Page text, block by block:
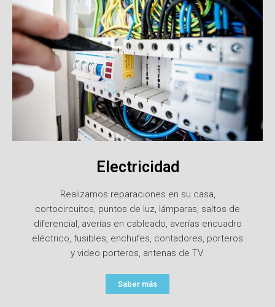
Electricidad
Realizamos reparaciones en su casa,
cortocircuitos, puntos de luz, lámparas, saltos de
diferencial, averías en cableado, averías encuadro
eléctrico, fusibles, enchufes, contadores, porteros
y video porteros, antenas de TV.
Saber más